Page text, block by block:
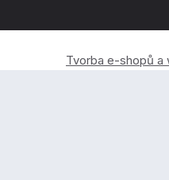
Tvorba e-shopů a